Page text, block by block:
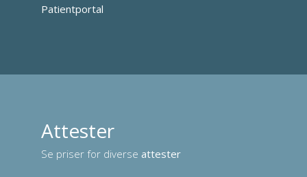
Patientportal
Attester
Se priser for diverse attester